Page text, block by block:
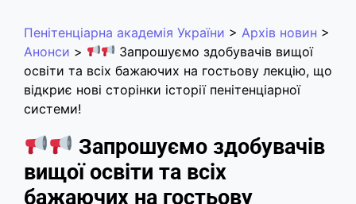
Пенітенціарна академія України > Архів новин >
Анонси >
Запрошуємо здобувачів вищої
освіти та всіх бажаючих на гостьову лекцію, що
відкриє нові сторінки історії пенітенціарної
системи!
Запрошуємо здобувачів
вищої освіти та всіх
бажаючих на гостьову